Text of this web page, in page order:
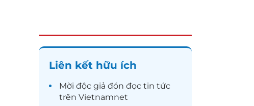
Liên kết hữu ích
Mời độc giả đón đọc tin tức
trên Vietnamnet